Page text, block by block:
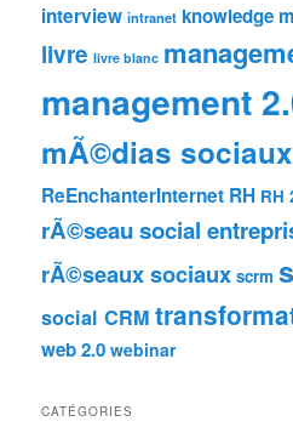
interview intranet knowledge
livre livre blanc
management
mÃ©dias sociaux
ReEnchanterInternet RH RH
rÃ©seau social
rÃ©seaux sociaux scrm
social CRM
web 2.0 webinar
CATÉGORIES